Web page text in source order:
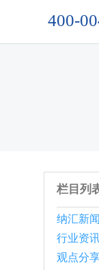
400-
栏目列
纳汇新闻
行业资
观点分